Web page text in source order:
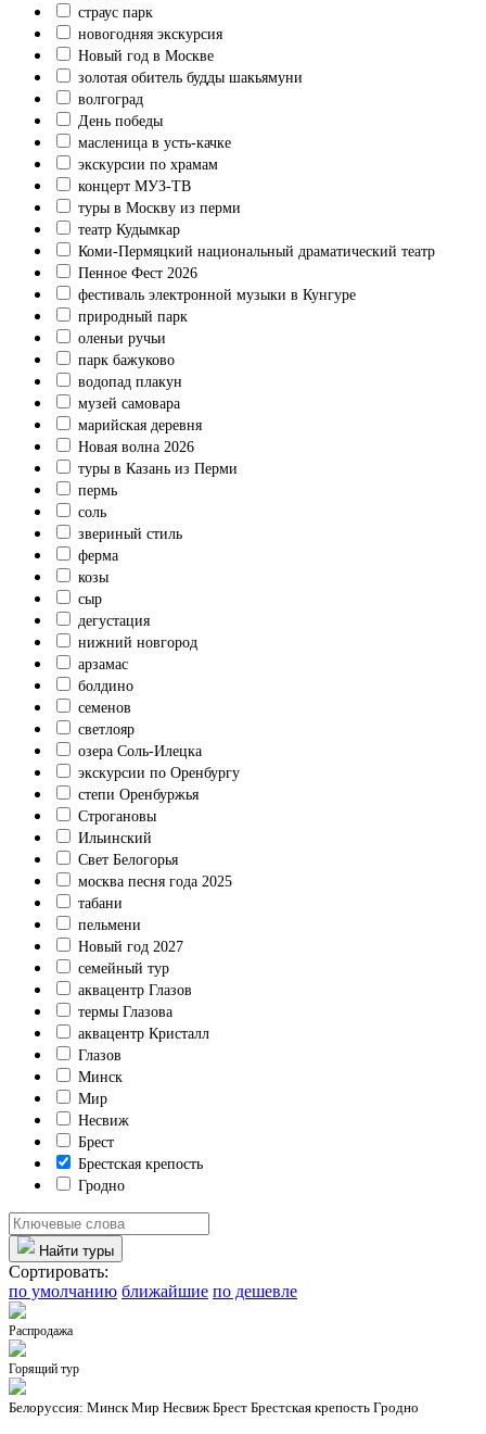
страус парк
новогодняя экскурсия
Новый год в Москве
золотая обитель будды шакьямуни
волгоград
День победы
масленица в усть-качке
экскурсии по храмам
концерт МУЗ-ТВ
туры в Москву из перми
театр Кудымкар
Коми‑Пермяцкий национальный драматический театр
Пенное Фест 2026
фестиваль электронной музыки в Кунгуре
природный парк
оленьи ручьи
парк бажуково
водопад плакун
музей самовара
марийская деревня
Новая волна 2026
туры в Казань из Перми
пермь
соль
звериный стиль
ферма
козы
сыр
дегустация
нижний новгород
арзамас
болдино
семенов
светлояр
озера Соль-Илецка
экскурсии по Оренбургу
степи Оренбуржья
Строгановы
Ильинский
Свет Белогорья
москва песня года 2025
табани
пельмени
Новый год 2027
семейный тур
аквацентр Глазов
термы Глазова
аквацентр Кристалл
Глазов
Минск
Мир
Несвиж
Брест
Брестская крепость
Гродно
Найти туры
Сортировать:
по умолчанию ближайшие по дешевле
Распродажа
Горящий тур
Белоруссия: Минск Мир Несвиж Брест Брестская крепость Гродно